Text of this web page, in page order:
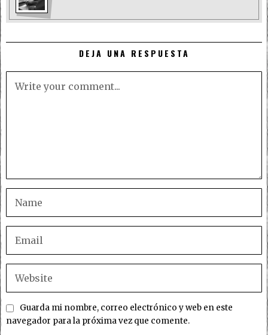
DEJA UNA RESPUESTA
Guarda mi nombre, correo electrónico y web en este
navegador para la próxima vez que comente.